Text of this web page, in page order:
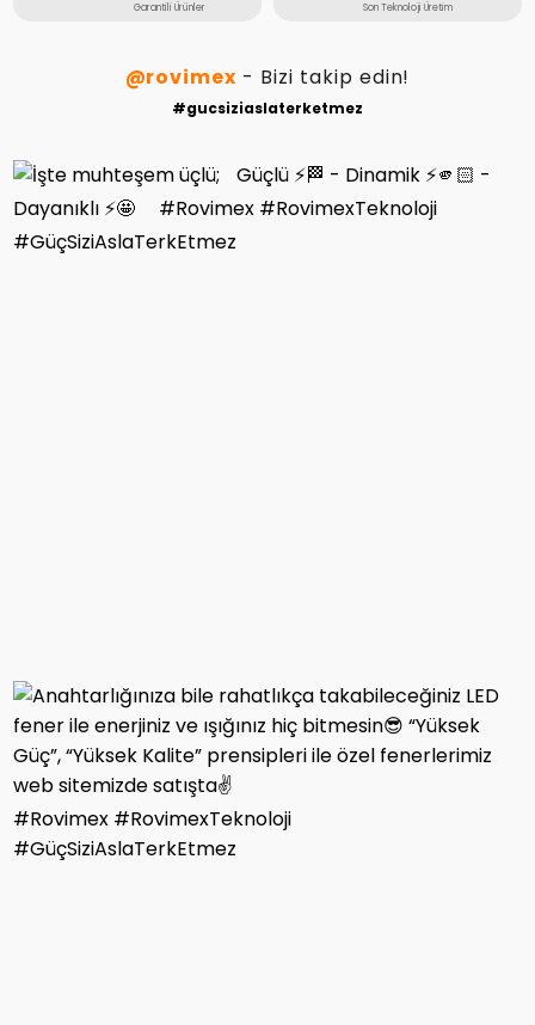
Garantili Ürünler Son Teknoloji Üretim
@rovimex - Bizi takip edin!
#gucsiziaslaterketmez